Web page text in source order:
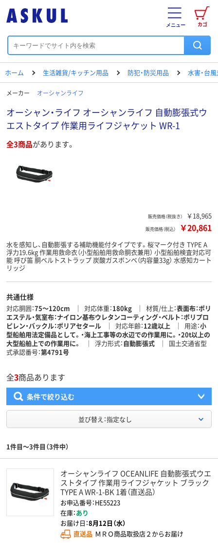
カゴ
メニュー
ホーム 生活雑貨/キッチン用品 防犯・防災用品 水害・台
メーカー オーシャンライフ
オーシャン・ライフ オーシャンライフ 自動膨張式ウ
エストタイプ 作業用ライフジャケット WR-1
全3商品があります。
販売価格（税抜き） ￥18,965
販売価格（税込） ￥20,861
水を感知し、自動膨張する補助機能付タイプです。桜マーク付き TYPE A
浮力19.6kg 作業用救命衣（小型船舶用救命胴衣兼用） 小型船舶検査対応可
能 呼び笛 胴ベルトストラップ 炭酸ガスボンベ（内容量33g） 水感知カート
リッジ
共通仕様
対応胴囲 75～120cm 対応体重 180kg 材質/仕上 表面布：ポリ
エステル・気室布：ナイロン基布ウレタンコーティング・ベルト：ポリプロ
ピレン・バックル：ポリアセタール
対応年齢 12歳以上 用途 小
型船舶用法定備品として。・海上工事等の水辺での作業用に。・20t以上の
大型船舶上での作業用に。
浮力形式 自動膨張式
国土交通省型
式承認番号 第4791号
全3商品あります
条件で絞り込む
並び替え：指定なし
1件目～3件目（3件中）
オーシャンライフ OCEANLIFE 自動膨張式ウエ
ストタイプ 作業用ライフジャケット ブラック
TYPE A WR-1-BK 1着（直送品）
お申込番号：HE55223
在庫：あり
お届け日：8月12日（水）
直送品 ＭＲＯ商品取扱店２からお届け